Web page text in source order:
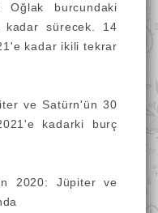
burcundaki
sürecek. 14
kadar ikili tekrar
ve Satürn'ün 30
kadarki burç
2020: Jüpiter ve